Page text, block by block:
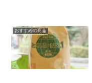
おすすめの商品